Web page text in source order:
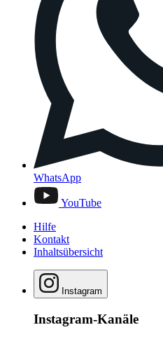
WhatsApp
YouTube
Hilfe
Kontakt
Inhaltsübersicht
Instagram
Instagram-Kanäle